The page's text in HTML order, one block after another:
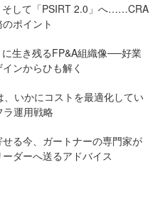
そして「PSIRT 2.0」へ……CRA
ポイント
に生き残るFP&A組織像──好業
ンからひも解く
いかにコストを最適化してい
ラ運用戦略
る今、ガートナーの専門家が
ダーへ送るアドバイス